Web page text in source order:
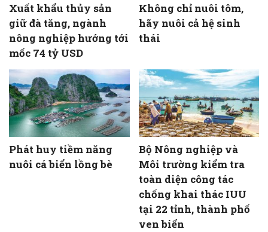
Xuất khẩu thủy sản
giữ đà tăng, ngành
nông nghiệp hướng tới
mốc 74 tỷ USD
Không chỉ nuôi tôm,
hãy nuôi cả hệ sinh
thái
Phát huy tiềm năng
nuôi cá biển lồng bè
Bộ Nông nghiệp và
Môi trường kiểm tra
toàn diện công tác
chống khai thác IUU
tại 22 tỉnh, thành phố
ven biển